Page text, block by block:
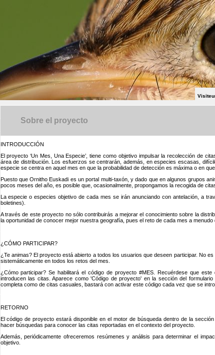
Sobre el proyecto
INTRODUCCIÓN
El proyecto ‘Un Mes, Una Especie’, tiene como objetivo impulsar la recolección de
área de distribución. Los esfuerzos se centrarán, además, en especies escasas,
especie se centra en aquel mes en que la probabilidad de detección es máxima o en
Puesto que Ornitho Euskadi es un portal multi-taxón, y dado que en algunos grupos
pocos meses del año, es posible que, ocasionalmente, propongamos la recogida de
La especie o especies objetivo de cada mes se irán anunciando con antelación, a
boletines).
A través de este proyecto no sólo contribuirás a mejorar el conocimiento sobre la
la oportunidad de conocer mejor nuestra geografía, pues el reto de cada mes a
¿CÓMO PARTICIPAR?
¿Te animas? El proyecto está abierto a todos los usuarios que deseen participar. No
sistemáticamente en todos los retos del mes.
¿Cómo participar? Se habilitará el código de proyecto #MES. Recuérdese que
introducen las citas. Aparece como 'Código de proyecto' en la sección del
completa como de citas casuales, bastará con activar este código cada vez que se
RETORNO
El código de proyecto estará disponible en el motor de búsqueda dentro de la
hacer búsquedas para conocer las citas reportadas en el contexto del proyecto.
Además, periódicamente ofreceremos resúmenes y análisis para determinar el
objetivo.